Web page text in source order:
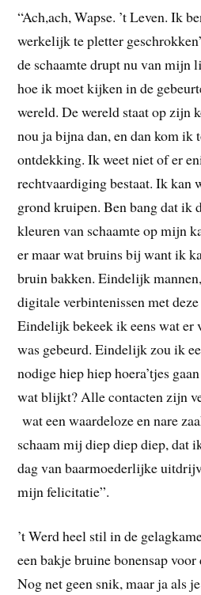
“Ach,ach, Wapse. ’t Leven. Ik
werkelijk te pletter
de schaamte drupt nu van mijn
hoe ik moet kijken in de
wereld. De wereld staat op zijn
nou ja bijna dan, en dan kom ik
ontdekking. Ik weet niet of er
rechtvaardiging bestaat. Ik kan
grond kruipen. Ben bang dat ik
kleuren van schaamte op mijn
er maar wat bruins bij want ik
bruin bakken. Eindelijk
digitale verbintenissen met
Eindelijk bekeek ik eens wat er
was gebeurd. Eindelijk zou ik
nodige hiep hiep hoera’tjes
wat blijkt? Alle contacten zijn
wat een waardeloze en nare
schaam mij diep diep diep, dat
dag van baarmoederlijke
mijn felicitatie”.
’t Werd heel stil in de
een bakje bruine bonensap
Nog net geen snik, maar ja als